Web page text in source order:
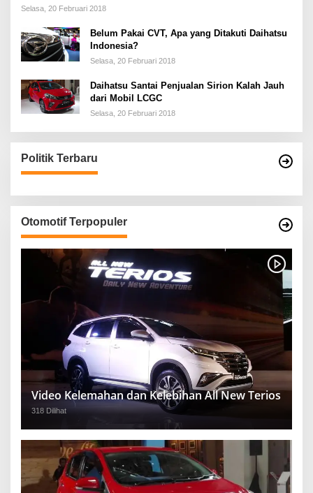
Selasa, 20 Februari 2018
Belum Pakai CVT, Apa yang Ditakuti Daihatsu
Indonesia?
Selasa, 20 Februari 2018
Daihatsu Santai Penjualan Sirion Kalah Jauh
dari Mobil LCGC
Selasa, 20 Februari 2018
Politik Terbaru
Otomotif Terpopuler
Video Kelemahan dan Kelebihan All New Terios
318 Dilihat